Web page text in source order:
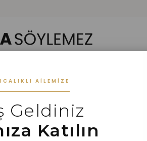
AILEMIZE
Geldiniz
Katılın